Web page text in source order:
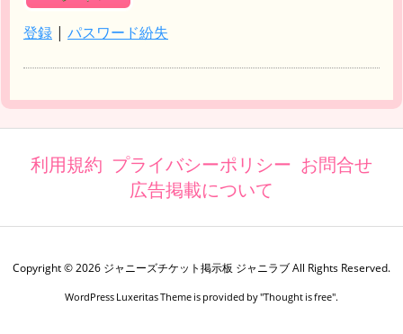
登録 | パスワード紛失
利用規約 プライバシーポリシー お問合せ
広告掲載について
Copyright ©2026 ジャニーズチケット掲示板 ジャニラブAll Rights Reserved.
WordPress Luxeritas Theme is provided by "Thought is free".